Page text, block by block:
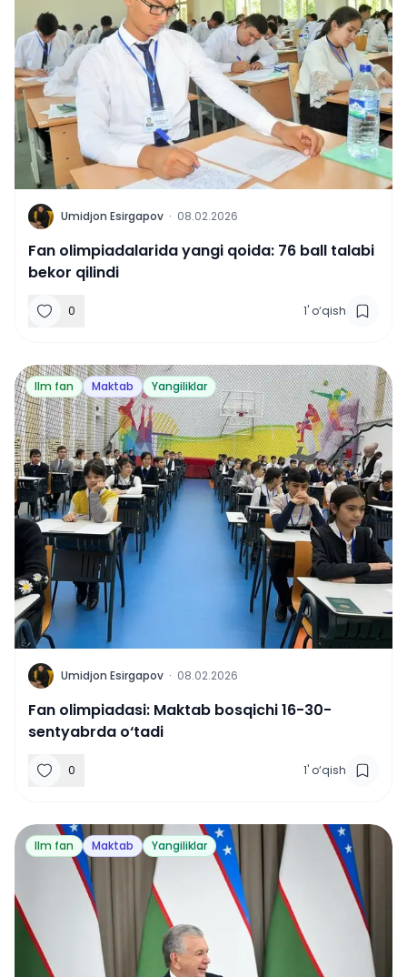
U Umidjon Esirgapov · 08.02.2026
Fan olimpiadalarida yangi qoida: 76 ball talabi
bekor qilindi
0 1' o‘qish
Ilm fan Maktab Yangiliklar
U Umidjon Esirgapov · 08.02.2026
Fan olimpiadasi: Maktab bosqichi 16-30-
sentyabrda o‘tadi
0 1' o‘qish
Ilm fan Maktab Yangiliklar